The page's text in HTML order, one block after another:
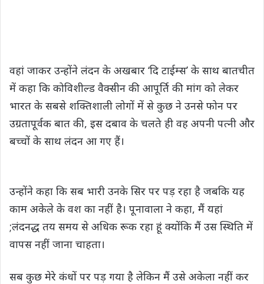
वहां जाकर उन्होंने लंदन के अखबार ‘दि टाईम्स’ के साथ बातचीत
में कहा कि कोविशील्ड वैक्सीन की आपूर्ति की मांग को लेकर
भारत के सबसे शक्तिशाली लोगों में से कुछ ने उनसे फोन पर
उग्रतापूर्वक बात की, इस दबाव के चलते ही वह अपनी पत्नी और
बच्चों के साथ लंदन आ गए हैं।
उन्होंने कहा कि सब भारी उनके सिर पर पड़ रहा है जबकि यह
काम अकेले के वश का नहीं है। पूनावाला ने कहा, मैं यहां
;लंदनद्ध तय समय से अधिक रूक रहा हूं क्योंकि मैं उस स्थिति में
वापस नहीं जाना चाहता।
सब कुछ मेरे कंधों पर पड़ गया है लेकिन मैं उसे अकेला नहीं कर